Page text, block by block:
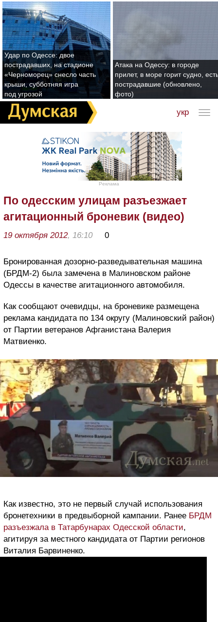
Удар по Одессе: двое
пострадавших, на стадионе
«Черноморец» снесло часть
крыши, субботняя игра
под угрозой
Атака на Одессу: в городе
прилет, в море горит судно,
пострадавшие (обновлено,
фото)
укр
Реклама
По одесским улицам разъезжает
агитационный броневик (видео)
19 октября 2012, 16:10 0
Бронированная дозорно-разведывательная машина
(БРДМ-2) была замечена в Малиновском районе
Одессы в качестве агитационного автомобиля.
Как сообщают очевидцы, на броневике размещена
реклама кандидата по 134 округу (Малиновский район)
от Партии ветеранов Афганистана Валерия
Матвиенко.
Как известно, это не первый случай использования
бронетехники в предвыборной кампании. Ранее БРДМ
разъезжала в Татарбунарах Одесской области,
агитируя за местного кандидата от Партии регионов
Виталия Барвиненко.